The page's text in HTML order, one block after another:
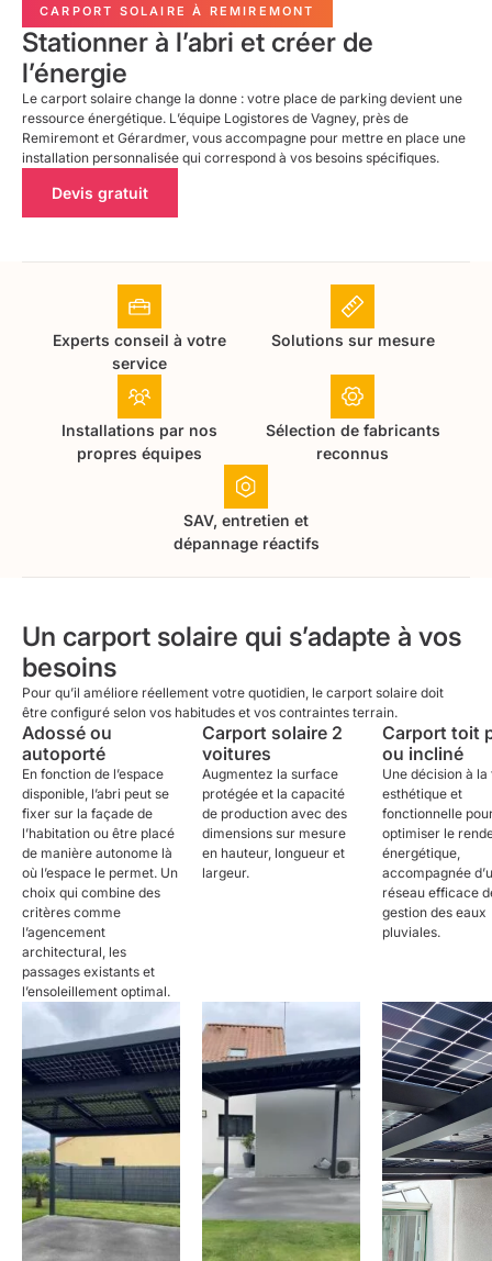
CARPORT SOLAIRE À REMIREMONT
Stationner à l’abri et créer de
l’énergie
Le carport solaire change la donne : votre place de parking devient une
ressource énergétique. L’équipe Logistores de Vagney, près de
Remiremont et Gérardmer, vous accompagne pour mettre en place une
installation personnalisée qui correspond à vos besoins spécifiques.
Devis gratuit
Experts conseil à votre
service
Solutions sur mesure
Installations par nos
propres équipes
Sélection de fabricants
reconnus
SAV, entretien et
dépannage réactifs
Un carport solaire qui s’adapte à vos
besoins
Pour qu’il améliore réellement votre quotidien, le carport solaire doit
être configuré selon vos habitudes et vos contraintes terrain.
Adossé ou
autoporté
En fonction de l’espace
disponible, l’abri peut se
fixer sur la façade de
l’habitation ou être placé
de manière autonome là
où l’espace le permet. Un
choix qui combine des
critères comme
l’agencement
architectural, les
passages existants et
l’ensoleillement optimal.
Carport solaire 2
voitures
Augmentez la surface
protégée et la capacité
de production avec des
dimensions sur mesure
en hauteur, longueur et
largeur.
Carport toit
ou incliné
Une décision à la
esthétique et
fonctionnelle
optimiser le
énergétique,
accompagnée
réseau efficace
gestion des eaux
pluviales.